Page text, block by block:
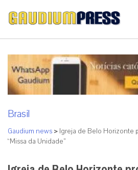
Brasil
Gaudium news > Igreja de Belo Horizonte
“Missa da Unidade”